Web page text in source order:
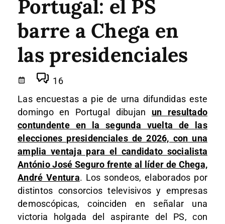
Portugal: el PS
barre a Chega en
las presidenciales
16
Las encuestas a pie de urna difundidas este
domingo en Portugal dibujan un resultado
contundente en la segunda vuelta de las
elecciones presidenciales de 2026, con una
amplia ventaja para el candidato socialista
António José Seguro frente al líder de Chega,
André Ventura. Los sondeos, elaborados por
distintos consorcios televisivos y empresas
demoscópicas, coinciden en señalar una
victoria holgada del aspirante del PS, con